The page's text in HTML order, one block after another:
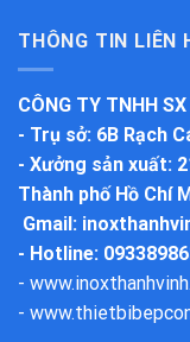
THÔNG TIN LIÊN
CÔNG TY TNHH
- Trụ sở: 6B Rạch
- Xưởng sản xuất:
Thành phố Hồ Chí
Gmail:
- Hotline:
-
-